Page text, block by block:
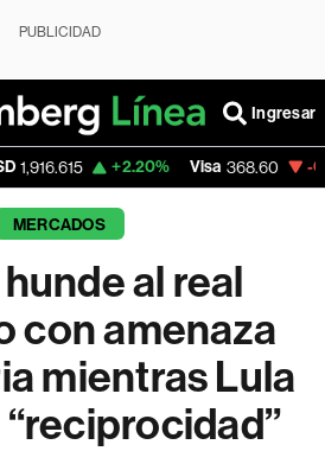
PUBLICIDAD
Ingresar
Visa 368.60 -0.27%
MERCADOS
al real
con amenaza
mientras Lula